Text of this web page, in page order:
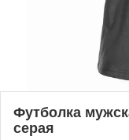
Футболка
серая